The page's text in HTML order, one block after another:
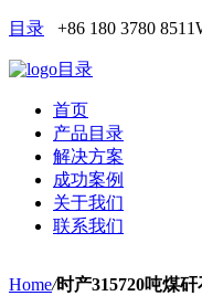
目录 +86 180 3780 8511
目录
首页
产品目录
解决方案
成功案例
关于我们
联系我们
Home/时产315720吨煤